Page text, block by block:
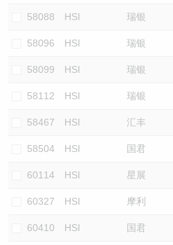
58088 HSI 瑞银
58096 HSI 瑞银
58099 HSI 瑞银
58112 HSI 瑞银
58467 HSI 汇丰
58504 HSI 国君
60114 HSI 星展
60327 HSI 摩利
60410 HSI 国君